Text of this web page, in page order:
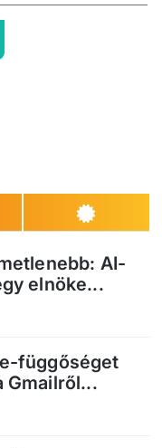
AI-
elnöke...
függőséget
Gmailről...